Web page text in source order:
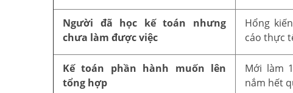
Người đã học kế toán nhưng
chưa làm được việc
Hổng
cáo thực
Kế toán phần hành muốn lên
tổng hợp
Mới làm
nắm hết